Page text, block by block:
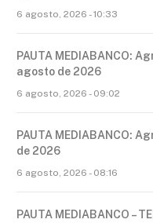
6 agosto, 2026 - 10:33
PAUTA MEDIABANCO:
agosto de 2026
6 agosto, 2026 - 09:02
PAUTA MEDIABANCO:
de 2026
6 agosto, 2026 - 08:16
PAUTA MEDIABANCO –